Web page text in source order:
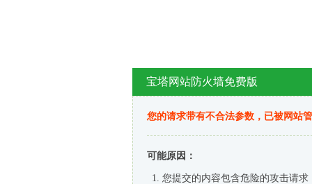
宝塔网站防火墙免费版
您的请求带有不合法参数，已被网站
可能原因：
您提交的内容包含危险的攻击请求